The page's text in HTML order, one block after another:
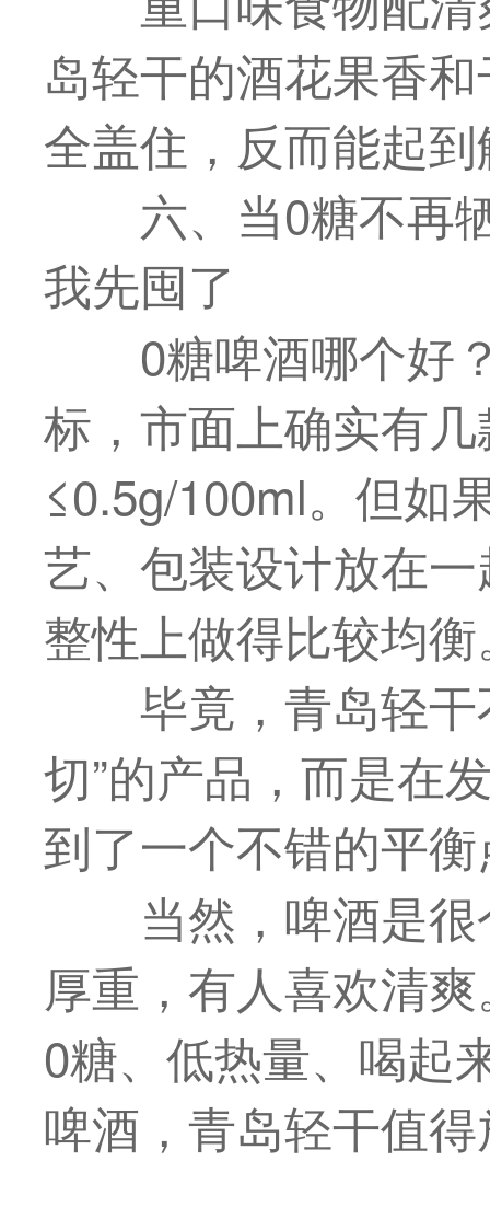
岛轻干的酒花果香
全盖住，反而能起
六、当0糖不再
我先囤了
0糖啤酒哪个好
标，市面上确实有
≤0.5g/100ml。但如
艺、包装设计放在
整性上做得比较均
毕竟，青岛轻
切”的产品，而是在
到了一个不错的平
当然，啤酒是
厚重，有人喜欢清
0糖、低热量、喝起
啤酒，青岛轻干值